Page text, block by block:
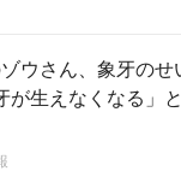
ゾウさん、象牙のせ
が生えなくなる」